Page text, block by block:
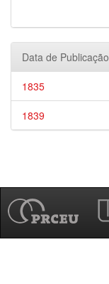
Data de Publicação
1835
1839